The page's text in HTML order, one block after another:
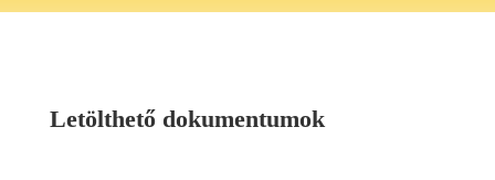
Letölthető dokumentumok